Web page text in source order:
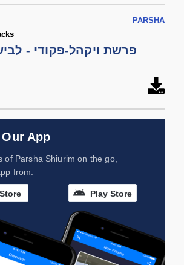
PARSHA
פרשת ויקהל-פקודי -
App
of Parsha Shiurim on the go,
from:
Play Store